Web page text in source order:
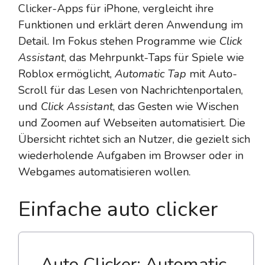
Clicker-Apps für iPhone, vergleicht ihre
Funktionen und erklärt deren Anwendung im
Detail. Im Fokus stehen Programme wie Click
Assistant, das Mehrpunkt-Taps für Spiele wie
Roblox ermöglicht, Automatic Tap mit Auto-
Scroll für das Lesen von Nachrichtenportalen,
und Click Assistant, das Gesten wie Wischen
und Zoomen auf Webseiten automatisiert. Die
Übersicht richtet sich an Nutzer, die gezielt sich
wiederholende Aufgaben im Browser oder in
Webgames automatisieren wollen.
Einfache auto clicker